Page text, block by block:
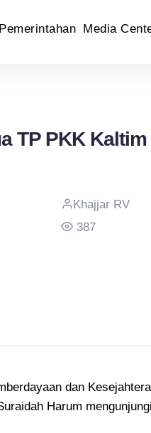
Pemerintahan Media
TP PKK
Khajjar RV
387
dan
Harum